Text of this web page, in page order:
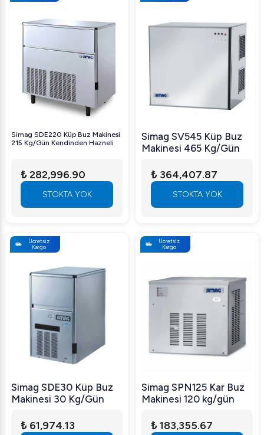
Simag SDE220 Küp Buz Makinesi
215 Kg/Gün Kendinden Hazneli
₺ 282,996.90
STOKTA YOK
Simag SV545 Küp Buz
Makinesi 465 Kg/Gün
₺ 364,407.87
STOKTA YOK
Ücretsiz
Kargo
Simag SDE30 Küp Buz
Makinesi 30 Kg/Gün
₺ 61,974.13
Ücretsiz
Kargo
Simag SPN125 Kar Buz
Makinesi 120 kg/gün
₺ 183,355.67